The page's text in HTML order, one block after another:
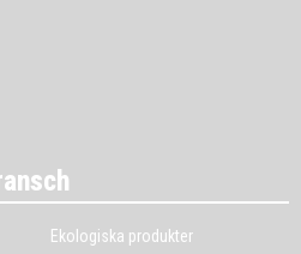
Ekologiska produkter